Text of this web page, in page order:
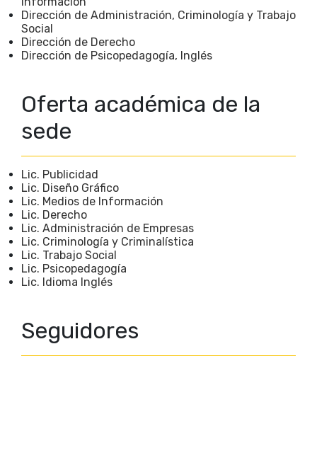
Dirección de Administración, Criminología y Trabajo
Social
Dirección de Derecho
Dirección de Psicopedagogía, Inglés
Oferta académica de la
sede
Lic. Publicidad
Lic. Diseño Gráfico
Lic. Medios de Información
Lic. Derecho
Lic. Administración de Empresas
Lic. Criminología y Criminalística
Lic. Trabajo Social
Lic. Psicopedagogía
Lic. Idioma Inglés
Seguidores